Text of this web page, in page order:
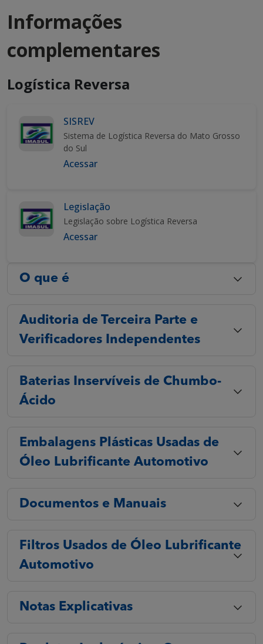
Informações
complementares
Logística Reversa
SISREV
Sistema de Logística Reversa do Mato Grosso
do Sul
Acessar
Legislação
Legislação sobre Logística Reversa
Acessar
O que é
Auditoria de Terceira Parte e
Verificadores Independentes
Baterias Inservíveis de Chumbo-
Ácido
Embalagens Plásticas Usadas de
Óleo Lubrificante Automotivo
Documentos e Manuais
Filtros Usados de Óleo Lubrificante
Automotivo
Notas Explicativas